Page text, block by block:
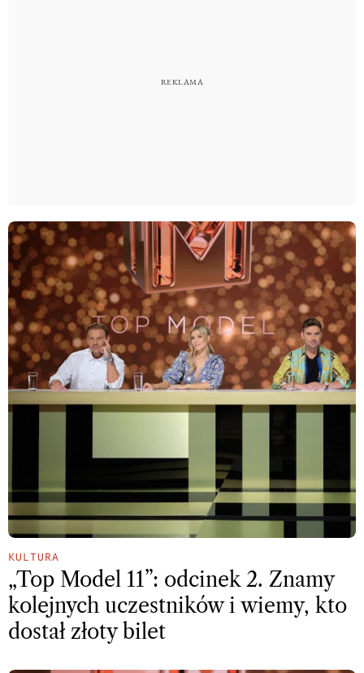
KULTURA
„Top Model 11”: odcinek 2. Znamy
kolejnych uczestników i wiemy, kto
dostał złoty bilet